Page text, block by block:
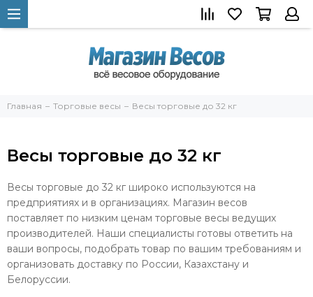
Главная Торговые весы Весы торговые до 32 кг
Весы торговые до 32 кг
Весы торговые до 32 кг широко используются на
предприятиях и в организациях. Магазин весов
поставляет по низким ценам торговые весы ведущих
производителей. Наши специалисты готовы ответить на
ваши вопросы, подобрать товар по вашим требованиям и
организовать доставку по России, Казахстану и
Белоруссии.